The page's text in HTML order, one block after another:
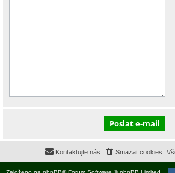
Smazat cookies
Kontaktujte nás